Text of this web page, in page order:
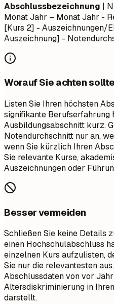
Abschlussbezeichnung |
Monat Jahr – Monat Jahr -
[Kurs 2] - Auszeichnungen/
Auszeichnung] -
Worauf Sie achten
Listen Sie Ihren höchsten
signifikante Berufserfahrung
Ausbildungsabschnitt kurz.
Notendurchschnitt nur an,
wenn Sie kürzlich Ihren
Sie relevante Kurse,
Auszeichnungen oder
Besser vermeiden
Schließen Sie keine Details
einen Hochschulabschluss
einzelnen Kurs aufzulisten,
Sie nur die relevantesten
Abschlussdaten von vor
Altersdiskriminierung in
darstellt.